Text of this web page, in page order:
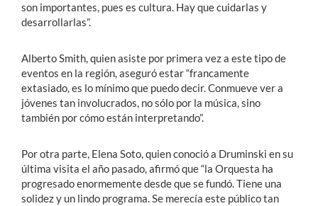
son importantes, pues es cultura. Hay que cuidarlas y
desarrollarlas”.
Alberto Smith, quien asiste por primera vez a este tipo de
eventos en la región, aseguró estar “francamente
extasiado, es lo mínimo que puedo decir. Conmueve ver a
jóvenes tan involucrados, no sólo por la música, sino
también por cómo están interpretando”.
Por otra parte, Elena Soto, quien conoció a Druminski en su
última visita el año pasado, afirmó que “la Orquesta ha
progresado enormemente desde que se fundó. Tiene una
solidez y un lindo programa. Se merecía este público tan